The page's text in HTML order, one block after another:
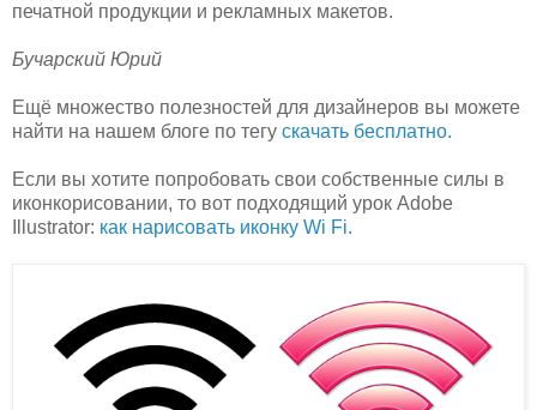
печатной продукции и рекламных макетов.
Бучарский Юрий
Ещё множество полезностей для дизайнеров вы можете
найти на нашем блоге по тегу скачать бесплатно.
Если вы хотите попробовать свои собственные силы в
иконкорисовании, то вот подходящий урок Adobe
Illustrator: как нарисовать иконку Wi Fi.